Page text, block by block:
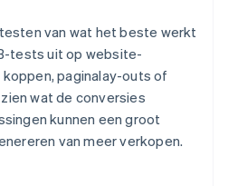
van wat het beste werkt
tests uit op website-
paginalay-outs of
wat de conversies
kunnen een groot
van meer verkopen.